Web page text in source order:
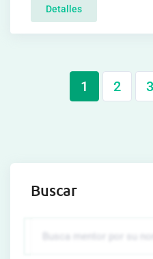
Detalles
1 2 3
Buscar